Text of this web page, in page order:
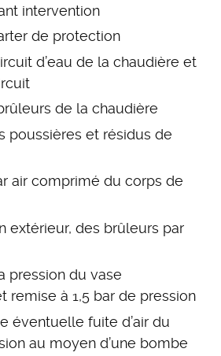
intervention
de protection
d’eau de la chaudière et
de la chaudière
poussières et résidus de
air comprimé du corps de
extérieur, des brûleurs par
pression du vase
remise à 1,5 bar de pression
éventuelle fuite d’air du
au moyen d’une bombe